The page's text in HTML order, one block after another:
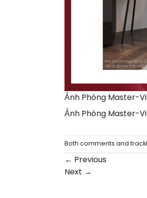
Ảnh Phòng Master-
Ảnh Phòng Master-
Both comments and
← Previous
Next →